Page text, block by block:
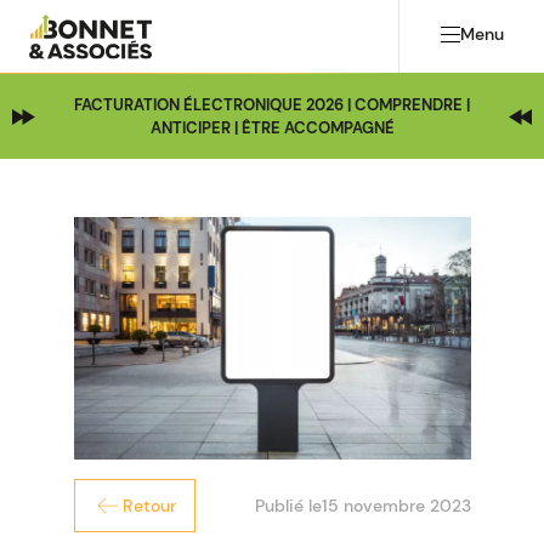
Menu
FACTURATION ÉLECTRONIQUE 2026 | COMPRENDRE |
ANTICIPER | ÊTRE ACCOMPAGNÉ
Retour Publié le15 novembre 2023